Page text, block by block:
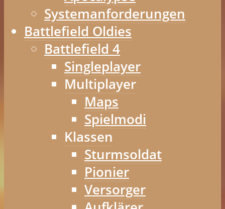
Systemanforderungen
Battlefield Oldies
Battlefield 4
Singleplayer
Multiplayer
Maps
Spielmodi
Klassen
Sturmsoldat
Pionier
Versorger